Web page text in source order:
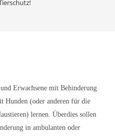
Erwachsene mit Behinderung
Hunden (oder anderen für die
lernen. Überdies sollen
in ambulanten oder